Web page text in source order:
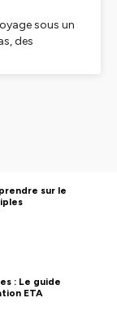
sous un
des
:
ou
sur le
: Le guide
ETA